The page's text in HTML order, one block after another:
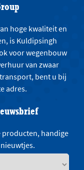
hoge kwaliteit en
is Kuldipsingh
voor wegenbouw
van zwaar
bent u bij
adres.
producten, handige